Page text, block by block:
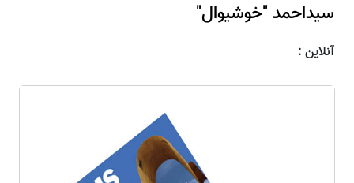
سیداحمد "خوشیوال"
آنلاین :